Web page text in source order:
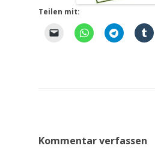
Teilen mit:
Kommentar verfassen